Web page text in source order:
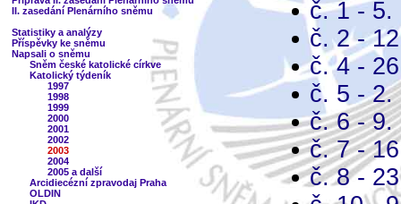
II. zasedání Plenárního sněmu
Statistiky a analýzy
Příspěvky ke sněmu
Napsali o sněmu
Sněm české katolické církve
Katolický týdeník
1997
1998
1999
2000
2001
2002
2003
2004
2005 a další
Arcidiecézní zpravodaj Praha
OLDIN
č. 1 - 5.
č. 2 -
č. 4 -
č. 5 - 2.
č. 6 - 9.
č. 7 -
č. 8 -